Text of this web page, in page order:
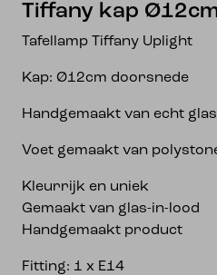
Tiffany kap
Tafellamp Tiffany Uplight
Kap: Ø12cm doorsnede
Handgemaakt van echt glas
Voet gemaakt van
Kleurrijk en uniek
Gemaakt van glas-in-lood
Handgemaakt product
Fitting: 1 x E14